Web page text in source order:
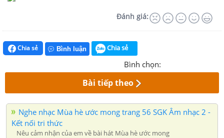
Đánh giá:
Chia sẻ Bình luận Chia sẻ
Bình chọn:
Bài tiếp theo
Nghe nhạc Mùa hè ước mong trang 56 SGK Âm nhạc 2 -
Kết nối tri thức
Nêu cảm nhận của em về bài hát Mùa hè ước mong